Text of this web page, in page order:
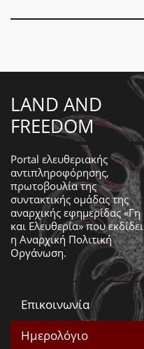
LAND AND
FREEDOM
Portal ελευθεριακής
αντιπληροφόρησης,
πρωτοβουλία της
συντακτικής ομάδας της
αναρχικής εφημερίδας «Γη
και Ελευθερία» που εκδίδει
η Αναρχική Πολιτική
Οργάνωση.
Επικοινωνία
Ημερολόγιο